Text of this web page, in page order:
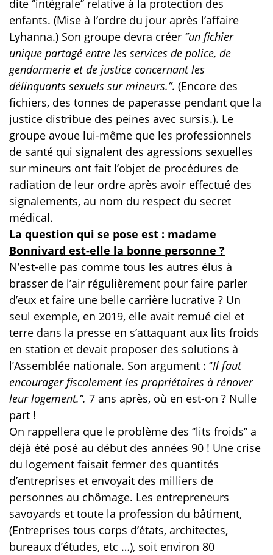
dite ‘’intégrale’’ relative à la protection des
enfants. (Mise à l’ordre du jour après l’affaire
Lyhanna.) Son groupe devra créer ‘’un fichier
unique partagé entre les services de police, de
gendarmerie et de justice concernant les
délinquants sexuels sur mineurs.’’. (Encore des
fichiers, des tonnes de paperasse pendant que la
justice distribue des peines avec sursis.). Le
groupe avoue lui-même que les professionnels
de santé qui signalent des agressions sexuelles
sur mineurs ont fait l’objet de procédures de
radiation de leur ordre après avoir effectué des
signalements, au nom du respect du secret
médical.
La question qui se pose est : madame
Bonnivard est-elle la bonne personne ?
N’est-elle pas comme tous les autres élus à
brasser de l’air régulièrement pour faire parler
d’eux et faire une belle carrière lucrative ? Un
seul exemple, en 2019, elle avait remué ciel et
terre dans la presse en s’attaquant aux lits froids
en station et devait proposer des solutions à
l’Assemblée nationale. Son argument : ‘’Il faut
encourager fiscalement les propriétaires à rénover
leur logement.’’. 7 ans après, où en est-on ? Nulle
part !
On rappellera que le problème des ‘’lits froids’’ a
déjà été posé au début des années 90 ! Une crise
du logement faisait fermer des quantités
d’entreprises et envoyait des milliers de
personnes au chômage. Les entrepreneurs
savoyards et toute la profession du bâtiment,
(Entreprises tous corps d’états, architectes,
bureaux d’études, etc …), soit environ 80